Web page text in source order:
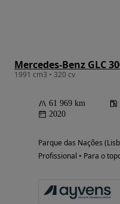
Mercedes-Benz GLC
1991 cm3 • 320 cv
61 969 km
2020
Parque das Nações
Profissional • Para o